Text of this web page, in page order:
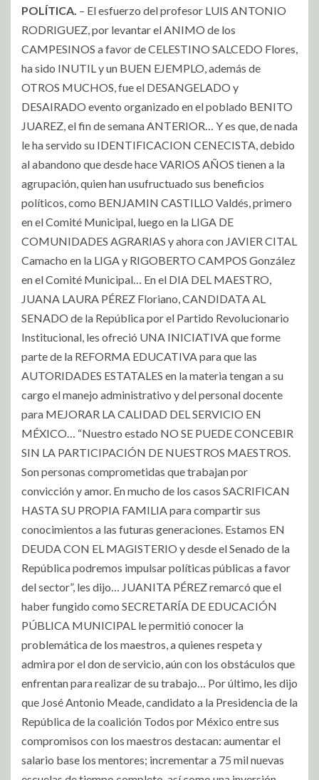
POLÍTICA. – El esfuerzo del profesor LUIS ANTONIO
RODRIGUEZ, por levantar el ANIMO de los
CAMPESINOS a favor de CELESTINO SALCEDO Flores,
ha sido INUTIL y un BUEN EJEMPLO, además de
OTROS MUCHOS, fue el DESANGELADO y
DESAIRADO evento organizado en el poblado BENITO
JUAREZ, el fin de semana ANTERIOR… Y es que, de nada
le ha servido su IDENTIFICACION CENECISTA, debido
al abandono que desde hace VARIOS AÑOS tienen a la
agrupación, quien han usufructuado sus beneficios
políticos, como BENJAMIN CASTILLO Valdés, primero
en el Comité Municipal, luego en la LIGA DE
COMUNIDADES AGRARIAS y ahora con JAVIER CITAL
Camacho en la LIGA y RIGOBERTO CAMPOS González
en el Comité Municipal… En el DIA DEL MAESTRO,
JUANA LAURA PÉREZ Floriano, CANDIDATA AL
SENADO de la República por el Partido Revolucionario
Institucional, les ofreció UNA INICIATIVA que forme
parte de la REFORMA EDUCATIVA para que las
AUTORIDADES ESTATALES en la materia tengan a su
cargo el manejo administrativo y del personal docente
para MEJORAR LA CALIDAD DEL SERVICIO EN
MÉXICO… “Nuestro estado NO SE PUEDE CONCEBIR
SIN LA PARTICIPACIÓN DE NUESTROS MAESTROS.
Son personas comprometidas que trabajan por
convicción y amor. En mucho de los casos SACRIFICAN
HASTA SU PROPIA FAMILIA para compartir sus
conocimientos a las futuras generaciones. Estamos EN
DEUDA CON EL MAGISTERIO y desde el Senado de la
República podremos impulsar políticas públicas a favor
del sector”, les dijo… JUANITA PÉREZ remarcó que el
haber fungido como SECRETARÍA DE EDUCACIÓN
PÚBLICA MUNICIPAL le permitió conocer la
problemática de los maestros, a quienes respeta y
admira por el don de servicio, aún con los obstáculos que
enfrentan para realizar de su trabajo… Por último, les dijo
que José Antonio Meade, candidato a la Presidencia de la
República de la coalición Todos por México entre sus
compromisos con los maestros destacan: aumentar el
salario base los mentores; incrementar a 75 mil nuevas